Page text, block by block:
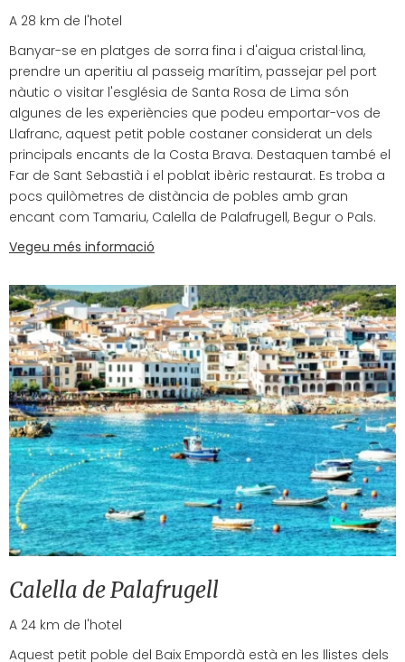
A 28 km de l'hotel
Banyar-se en platges de sorra fina i d'aigua cristal·lina,
prendre un aperitiu al passeig marítim, passejar pel port
nàutic o visitar l'església de Santa Rosa de Lima són
algunes de les experiències que podeu emportar-vos de
Llafranc, aquest petit poble costaner considerat un dels
principals encants de la Costa Brava. Destaquen també el
Far de Sant Sebastià i el poblat ibèric restaurat. Es troba a
pocs quilòmetres de distància de pobles amb gran
encant com Tamariu, Calella de Palafrugell, Begur o Pals.
Vegeu més informació
Calella de Palafrugell
A 24 km de l'hotel
Aquest petit poble del Baix Empordà està en les llistes dels